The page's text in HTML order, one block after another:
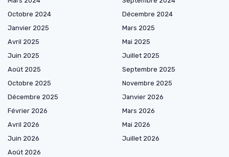
Octobre 2024
Décembre 2024
Janvier 2025
Mars 2025
Avril 2025
Mai 2025
Juin 2025
Juillet 2025
Août 2025
Septembre 2025
Octobre 2025
Novembre 2025
Décembre 2025
Janvier 2026
Février 2026
Mars 2026
Avril 2026
Mai 2026
Juin 2026
Juillet 2026
Août 2026